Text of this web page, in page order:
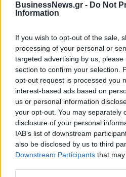
BusinessNews.gr - Do Not
Information
If you wish to opt-out of the sale,
processing of your personal or
targeted advertising by us,
section to confirm your selection.
opt-out request is processed you
interest-based ads based on
us or personal information
your opt-out. You may separately
disclosure of your personal
IAB’s list of downstream
also be disclosed by us to third
Downstream Participants that
HELLENiQ ENERGY: Κέρδη 393 εκατ.
εκατ. ευρώ τα EBITDA
Viohalco: Αυξημένος κατά 14%
ο τζίρος στο α' εξάμηνο, στα 4,3
δισ. ευρώ – Στα 446 εκατ. ευρώ
τα EBITDA
Η συμφωνία Arval-Athlon